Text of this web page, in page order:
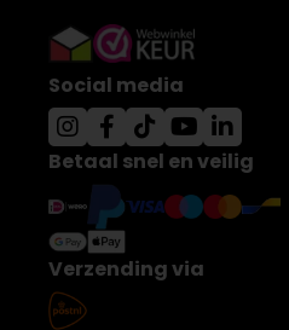
Social media
Betaal snel en veilig
Verzending via